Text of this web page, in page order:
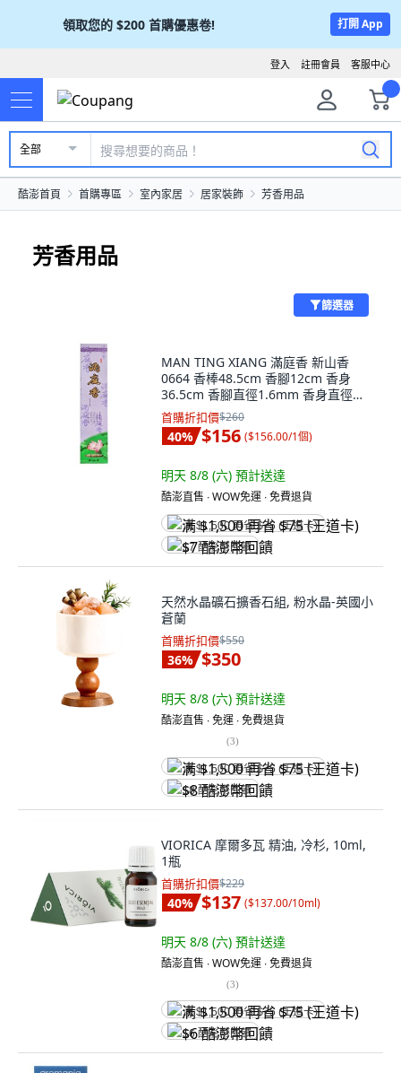
領取您的 $200 首購優惠卷! 打開 App
客服中心
註冊會員
登入
全部
酷澎首頁 首購專區 室內家居 居家裝飾 芳香用品
芳香用品
篩選器
MAN TING XIANG 滿庭香 新山香
0664 香棒48.5cm 香腳12cm 香身
36.5cm 香腳直徑1.6mm 香身直徑
3.3mm 600g, 1盒
首購折扣價$260
40% $156 ($156.00/1個)
明天 8/8 (六) 預計送達
酷澎直售 ∙ WOW免運 ∙ 免費退貨
满 $1,500 再省 $75 (王道卡)
$7 酷澎幣回饋
天然水晶礦石擴香石組, 粉水晶-英國小
蒼蘭
首購折扣價$550
36% $350
明天 8/8 (六) 預計送達
酷澎直售 ∙ 免運 ∙ 免費退貨
(3)
满 $1,500 再省 $75 (王道卡)
$8 酷澎幣回饋
VIORICA 摩爾多瓦 精油, 冷杉, 10ml,
1瓶
首購折扣價$229
40% $137 ($137.00/10ml)
明天 8/8 (六) 預計送達
酷澎直售 ∙ WOW免運 ∙ 免費退貨
(3)
满 $1,500 再省 $75 (王道卡)
$6 酷澎幣回饋